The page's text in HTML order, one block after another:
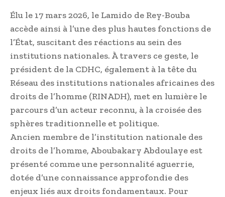
Élu le 17 mars 2026, le Lamido de Rey-Bouba
accède ainsi à l’une des plus hautes fonctions de
l’État, suscitant des réactions au sein des
institutions nationales. À travers ce geste, le
président de la CDHC, également à la tête du
Réseau des institutions nationales africaines des
droits de l’homme (RINADH), met en lumière le
parcours d’un acteur reconnu, à la croisée des
sphères traditionnelle et politique.
Ancien membre de l’institution nationale des
droits de l’homme, Aboubakary Abdoulaye est
présenté comme une personnalité aguerrie,
dotée d’une connaissance approfondie des
enjeux liés aux droits fondamentaux. Pour